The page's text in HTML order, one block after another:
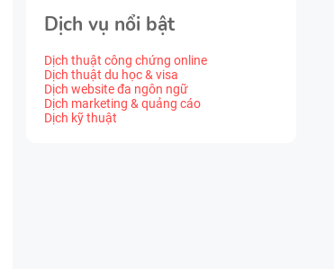
Dịch vụ nổi bật
Dịch thuật công chứng online
Dịch thuật du học & visa
Dịch website đa ngôn ngữ
Dịch marketing & quảng cáo
Dịch kỹ thuật